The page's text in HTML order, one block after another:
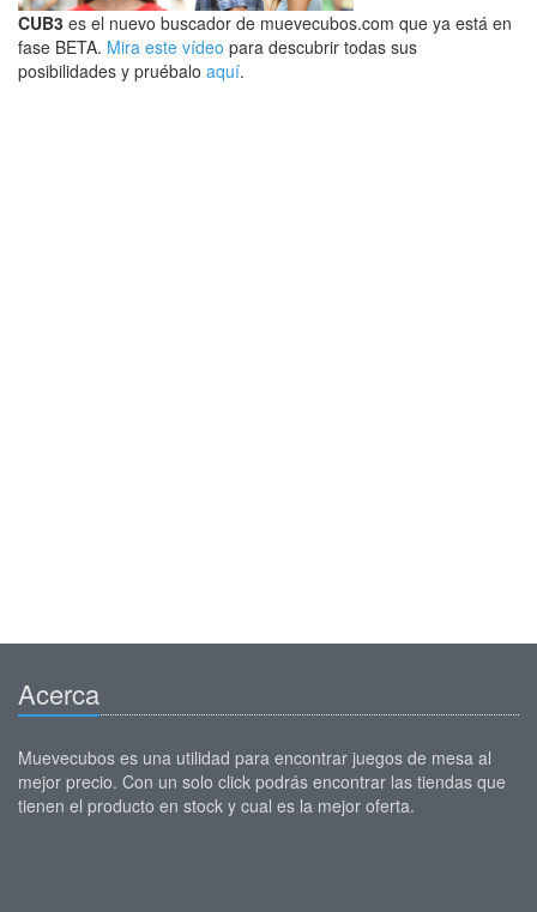
CUB3 es el nuevo buscador de muevecubos.com que ya está en
fase BETA. Mira este vídeo para descubrir todas sus
posibilidades y pruébalo aquí.
Acerca
Muevecubos es una utilidad para encontrar juegos de mesa al
mejor precio. Con un solo click podrás encontrar las tiendas que
tienen el producto en stock y cual es la mejor oferta.